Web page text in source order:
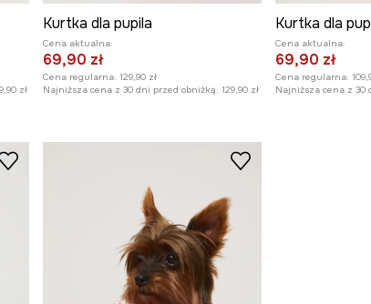
zł
Kurtka dla pupila
Cena aktualna:
69,90 zł
Cena regularna: 129,90 zł
Najniższa cena z 30 dni przed obniżką: 129,90 zł
Kurtka dla
Cena aktualna:
69,90 zł
Cena regularna:
Najniższa cena z 30